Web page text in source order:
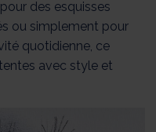
des esquisses
ou simplement pour
quotidienne, ce
avec style et